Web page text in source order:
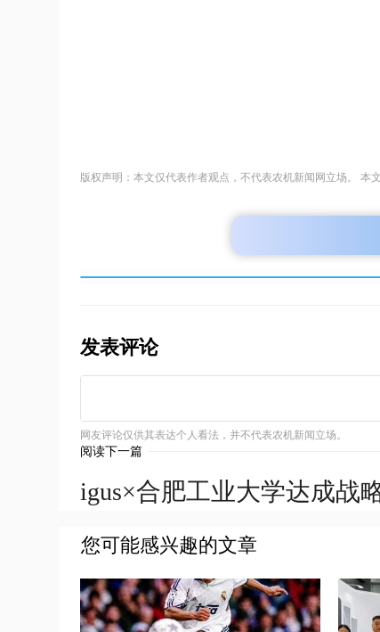
版权声明：本文仅代表作者观点，不代表农机新闻网立场。 本
发表评论
网友评论仅供其表达个人看法，并不代表农机新闻立场。
阅读下一篇
igus×合肥工业大学达成战
您可能感兴趣的文章